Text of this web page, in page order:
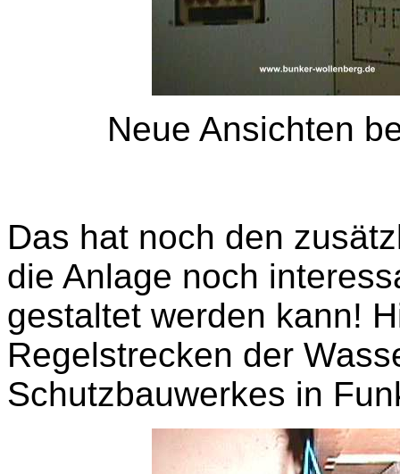
Neue Ansichten
Das hat noch den
die Anlage noch
gestaltet werden kann!
Regelstrecken der
Schutzbauwerkes in